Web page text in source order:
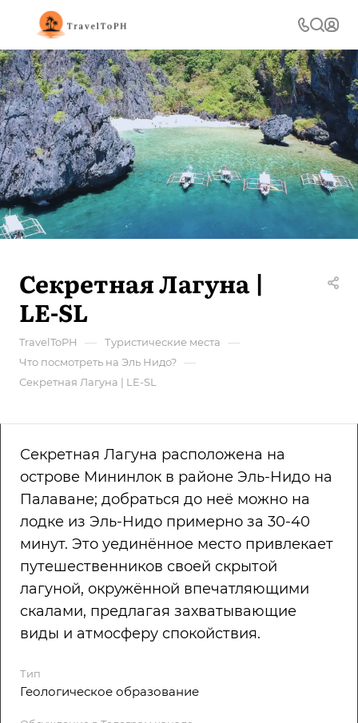
Секретная Лагуна |
LE-SL
TravelToPH — Туристические места —
Что посмотреть на Эль Нидо? —
Секретная Лагуна | LE-SL
Секретная Лагуна расположена на
острове Мининлок в районе Эль-Нидо на
Палаване; добраться до неё можно на
лодке из Эль-Нидо примерно за 30-40
минут. Это уединённое место привлекает
путешественников своей скрытой
лагуной, окружённой впечатляющими
скалами, предлагая захватывающие
виды и атмосферу спокойствия.
Тип
Геологическое образование